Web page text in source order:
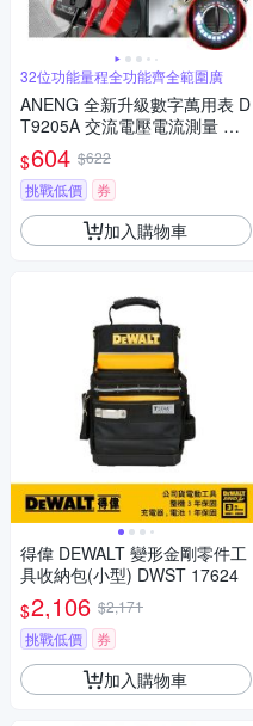
32位功能量程全功能齊全範圍廣
ANENG 全新升級數字萬用表 D
T9205A 交流電壓電流測量 蜂
鳴器檢測 三用電錶 電容 二級管
測量儀
$604 $622
挑戰低價
券
加入購物車
得偉 DEWALT 變形金剛零件工
具收納包(小型) DWST 17624
$2,106 $2,171
挑戰低價
券
加入購物車